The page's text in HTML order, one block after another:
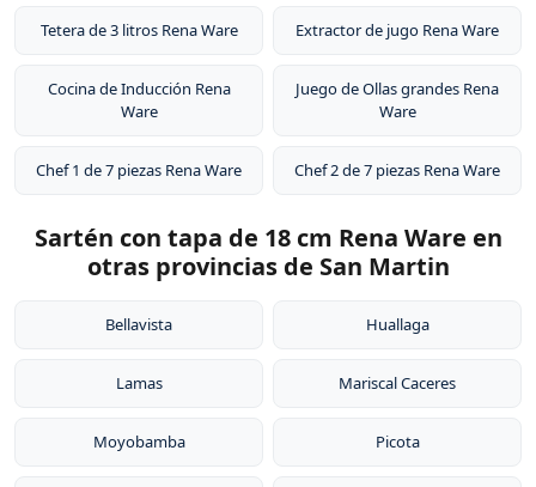
Tetera de 3 litros Rena Ware Extractor de jugo Rena Ware
Cocina de Inducción Rena
Ware
Juego de Ollas grandes Rena
Ware
Chef 1 de 7 piezas Rena Ware Chef 2 de 7 piezas Rena Ware
Sartén con tapa de 18 cm Rena Ware en
otras provincias de San Martin
Bellavista Huallaga
Lamas Mariscal Caceres
Moyobamba Picota